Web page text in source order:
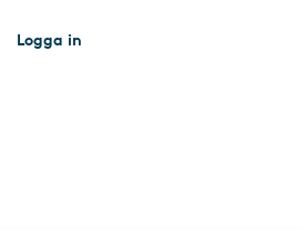
Logga in